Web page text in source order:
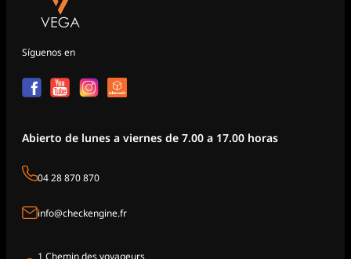
Síguenos en
Abierto de lunes a viernes de 7.00 a 17.00 horas
04 28 870 870
info@checkengine.fr
1 Chemin des voyageurs